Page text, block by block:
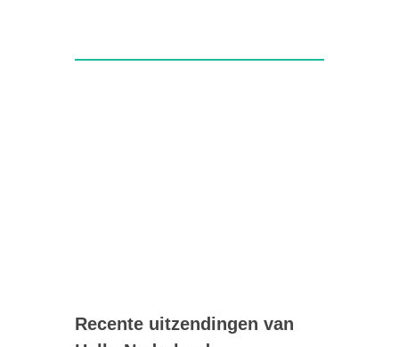
Recente uitzendingen van